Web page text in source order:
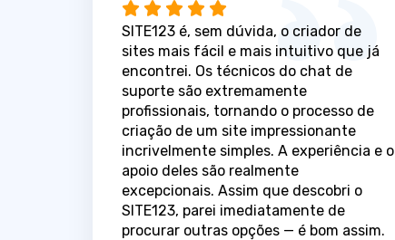
SITE123 é, sem dúvida, o criador de
sites mais fácil e mais intuitivo que já
encontrei. Os técnicos do chat de
suporte são extremamente
profissionais, tornando o processo de
criação de um site impressionante
incrivelmente simples. A experiência e o
apoio deles são realmente
excepcionais. Assim que descobri o
SITE123, parei imediatamente de
procurar outras opções — é bom assim.